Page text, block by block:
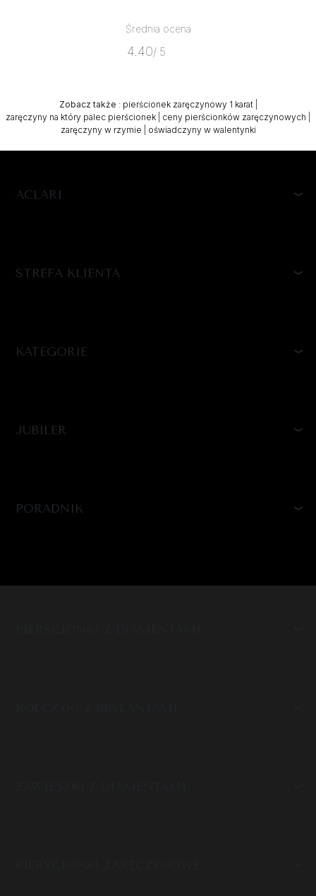
Średnia ocena
4.40/ 5
Zobacz także : pierścionek zaręczynowy 1 karat|
zaręczyny na który palec pierścionek
ceny pierścionków zaręczynowych
zaręczyny w rzymie
oświadczyny w walentynki
ACLARI
STREFA KLIENTA
KATEGORIE
JUBILER
PORADNIK